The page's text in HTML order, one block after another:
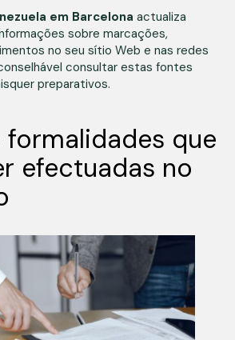
em Barcelona actualiza
sobre marcações,
no seu sítio Web e nas redes
consultar estas fontes
preparativos.
formalidades que
efectuadas no